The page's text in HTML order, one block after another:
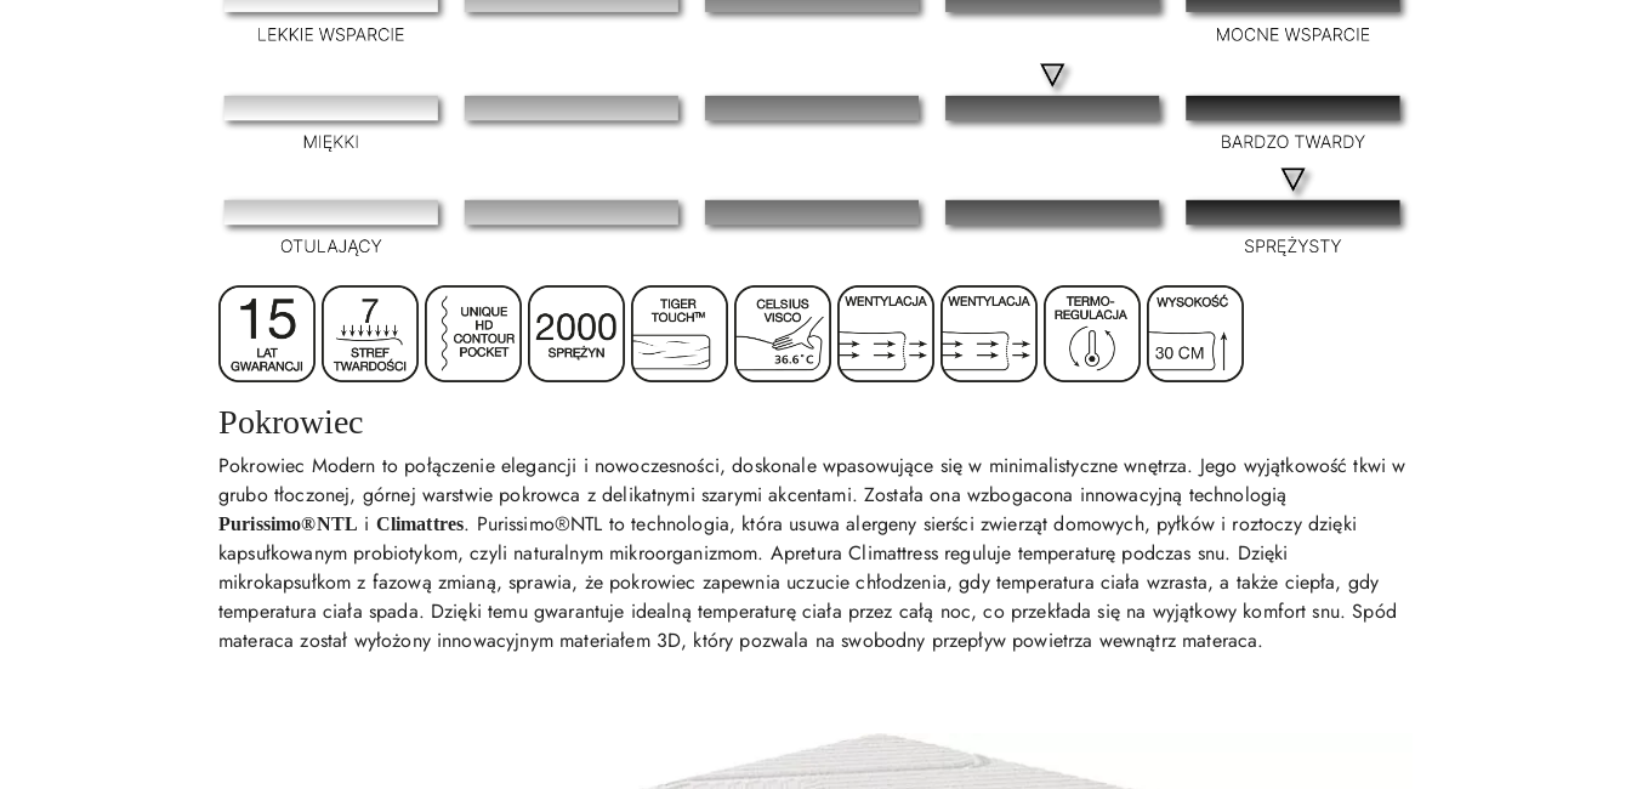
Pokrowiec
Pokrowiec Modern to połączenie elegancji i nowoczesności, doskonale wpasowujące się w minimalistyczne wnętrza. Jego wyjątkowość tkwi w
grubo tłoczonej, górnej warstwie pokrowca z delikatnymi szarymi akcentami. Została ona wzbogacona innowacyjną technologią
Purissimo®NTL i Climattres. Purissimo®NTL to technologia, która usuwa alergeny sierści zwierząt domowych, pyłków i roztoczy dzięki
kapsułkowanym probiotykom, czyli naturalnym mikroorganizmom. Apretura Climattress reguluje temperaturę podczas snu. Dzięki
mikrokapsułkom z fazową zmianą, sprawia, że pokrowiec zapewnia uczucie chłodzenia, gdy temperatura ciała wzrasta, a także ciepła, gdy
temperatura ciała spada. Dzięki temu gwarantuje idealną temperaturę ciała przez całą noc, co przekłada się na wyjątkowy komfort snu. Spód
materaca został wyłożony innowacyjnym materiałem 3D, który pozwala na swobodny przepływ powietrza wewnątrz materaca.